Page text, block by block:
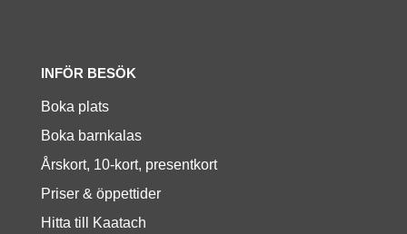
INFÖR BESÖK
Boka plats
Boka barnkalas
Årskort, 10-kort, presentkort
Priser & öppettider
Hitta till Kaatach